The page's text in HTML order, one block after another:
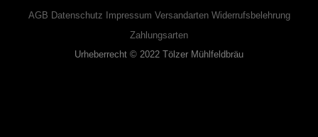
AGB Datenschutz Impressum Versandarten Widerrufsbelehrung
Zahlungsarten
Urheberrecht © 2022 Tölzer Mühlfeldbräu